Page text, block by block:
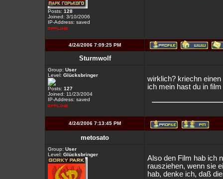
Posts: 128
Joined: 3/10/2006
IP-Address: saved
4/24/2006 7:09:25 PM
Sturmwolf
Group: User
Level: Glücksbringer
Posts: 127
Joined: 11/23/2004
IP-Address: saved
wirklich? kriechn
ich mein hast du in
4/24/2006 7:13:45 PM
metosato
Group: User
Level: Glücksbringer
Also den Film hab ich
rausziehen, wenn sie
hab, denke ich, daß